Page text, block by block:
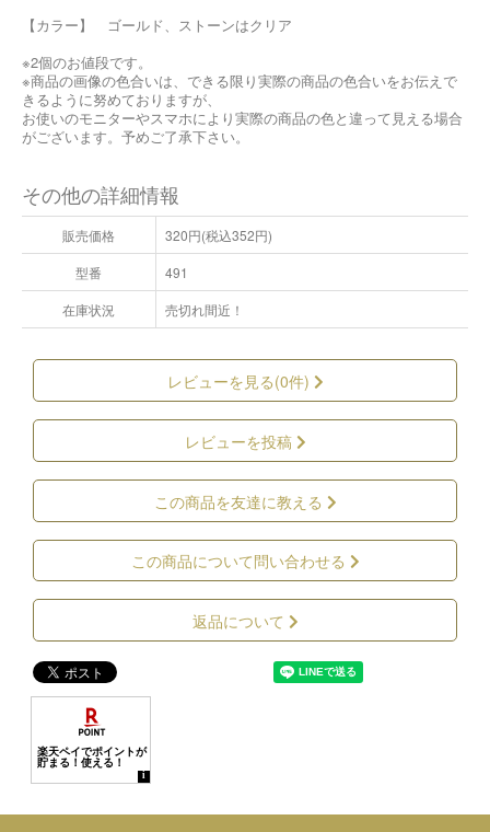
【カラー】 ゴールド、ストーンはクリア
※2個のお値段です。
※商品の画像の色合いは、できる限り実際の商品の色合いをお伝えで
きるように努めておりますが、
お使いのモニターやスマホにより実際の商品の色と違って見える場合
がございます。予めご了承下さい。
その他の詳細情報
販売価格
320円(税込352円)
型番
491
在庫状況
売切れ間近！
レビューを見る(0件)
レビューを投稿
この商品を友達に教える
この商品について問い合わせる
返品について